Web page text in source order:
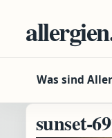
Was sind
sunset-